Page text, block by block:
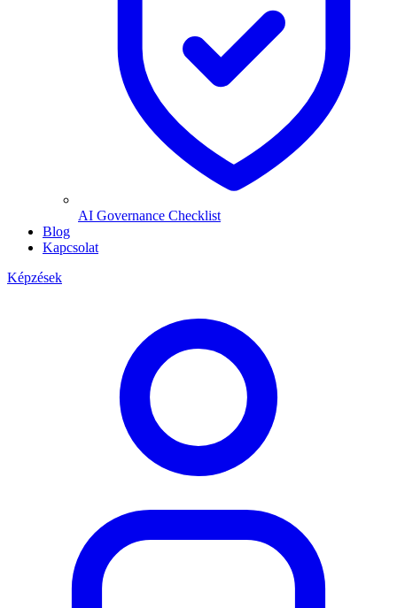
AI Governance Checklist
Blog
Kapcsolat
Képzések